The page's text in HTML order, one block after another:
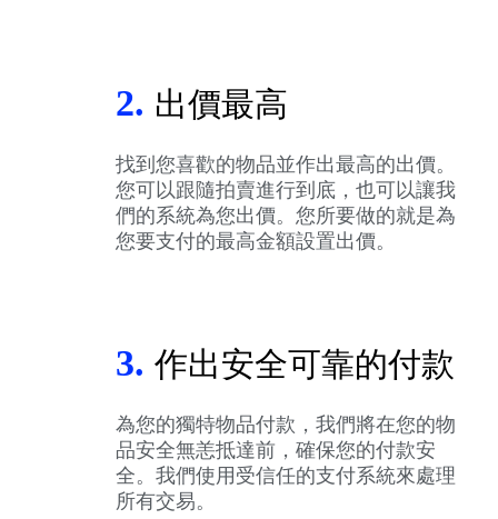
2. 出價最高
找到您喜歡的物品並作出最高的出價。
您可以跟隨拍賣進行到底，也可以讓我
們的系統為您出價。您所要做的就是為
您要支付的最高金額設置出價。
3. 作出安全可靠的付款
為您的獨特物品付款，我們將在您的物
品安全無恙抵達前，確保您的付款安
全。我們使用受信任的支付系統來處理
所有交易。